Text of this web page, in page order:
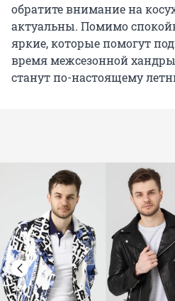
обратите внимание на
актуальны. Помимо
яркие, которые помогут
время межсезонной
станут по-настоящему